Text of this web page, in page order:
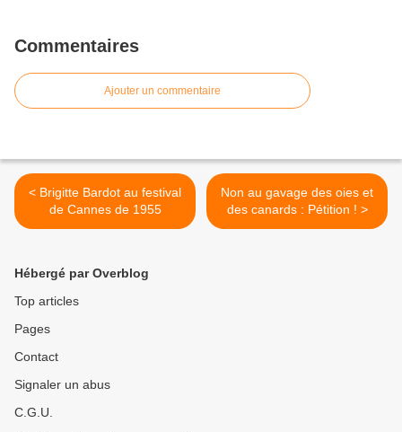
Commentaires
Ajouter un commentaire
< Brigitte Bardot au festival
de Cannes de 1955
Non au gavage des oies et
des canards : Pétition ! >
Hébergé par Overblog
Top articles
Pages
Contact
Signaler un abus
C.G.U.